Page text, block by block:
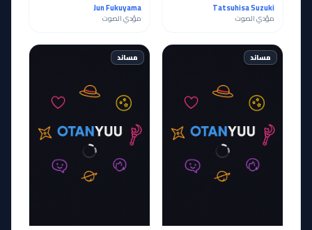
Tatsuhisa Suzuki
مؤدي الصوت
Jun Fukuyama
مؤدي الصوت
مساند مساند